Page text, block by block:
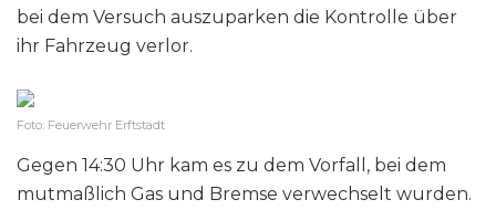
bei dem Versuch auszuparken die Kontrolle über
ihr Fahrzeug verlor.
Foto: Feuerwehr Erftstadt
Gegen 14:30 Uhr kam es zu dem Vorfall, bei dem
mutmaßlich Gas und Bremse verwechselt wurden.